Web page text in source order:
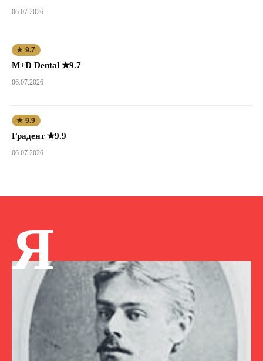
06.07.2026
★ 9.7
M+D Dental ★9.7
06.07.2026
★ 9.9
Градент ★9.9
06.07.2026
Я